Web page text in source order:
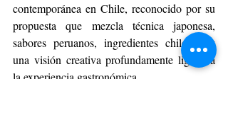
contemporánea en Chile, reconocido por su
propuesta que mezcla técnica japonesa,
sabores peruanos, ingredientes chilenos y
una visión creativa profundamente ligada a
la experiencia gastronómica.